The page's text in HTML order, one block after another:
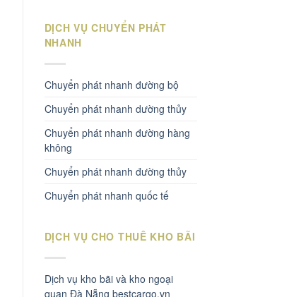
DỊCH VỤ CHUYỂN PHÁT
NHANH
Chuyển phát nhanh đường bộ
Chuyển phát nhanh dường thủy
Chuyển phát nhanh đường hàng
không
Chuyển phát nhanh đường thủy
Chuyển phát nhanh quốc tế
DỊCH VỤ CHO THUÊ KHO BÃI
Dịch vụ kho bãi và kho ngoại
quan Đà Nẵng bestcargo.vn